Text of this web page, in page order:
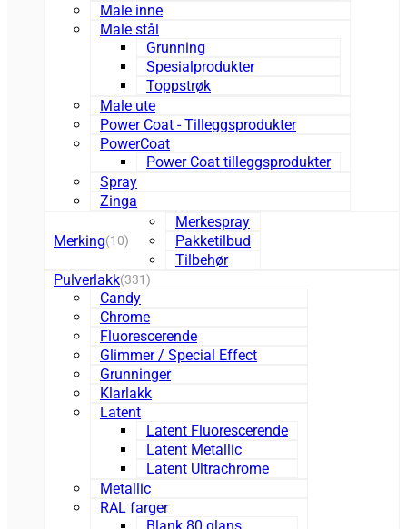
Male inne
Male stål
Grunning
Spesialprodukter
Toppstrøk
Male ute
Power Coat - Tilleggsprodukter
PowerCoat
Power Coat tilleggsprodukter
Spray
Zinga
Merking(10)
Merkespray
Pakketilbud
Tilbehør
Pulverlakk(331)
Candy
Chrome
Fluorescerende
Glimmer / Special Effect
Grunninger
Klarlakk
Latent
Latent Fluorescerende
Latent Metallic
Latent Ultrachrome
Metallic
RAL farger
Blank 80 glans